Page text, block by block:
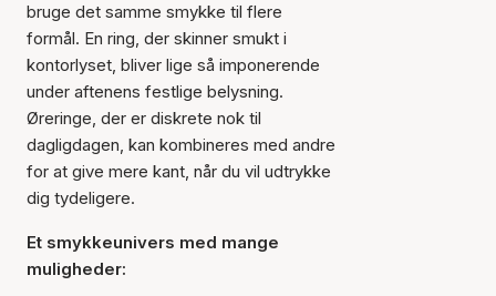
bruge det samme smykke til flere
formål. En ring, der skinner smukt i
kontorlyset, bliver lige så imponerende
under aftenens festlige belysning.
Øreringe, der er diskrete nok til
dagligdagen, kan kombineres med andre
for at give mere kant, når du vil udtrykke
dig tydeligere.
Et smykkeunivers med mange
muligheder: